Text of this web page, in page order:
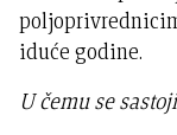
iduće godine.
U čemu se